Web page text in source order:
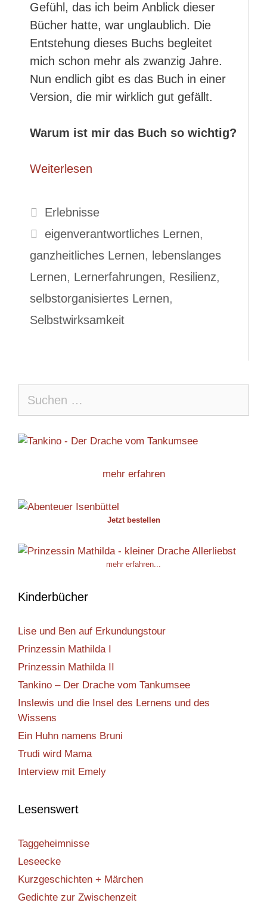
Gefühl, das ich beim Anblick dieser
Bücher hatte, war unglaublich. Die
Entstehung dieses Buchs begleitet
mich schon mehr als zwanzig Jahre.
Nun endlich gibt es das Buch in einer
Version, die mir wirklich gut gefällt.
Warum ist mir das Buch so wichtig?
Weiterlesen
Kategorien
Erlebnisse
Schlagwörter
eigenverantwortliches Lernen,
ganzheitliches Lernen, lebenslanges
Lernen, Lernerfahrungen, Resilienz,
selbstorganisiertes Lernen,
Selbstwirksamkeit
nach:
mehr erfahren
Jetzt bestellen
mehr erfahren...
Kinderbücher
Lise und Ben auf Erkundungstour
Prinzessin Mathilda I
Prinzessin Mathilda II
Tankino – Der Drache vom Tankumsee
Inslewis und die Insel des Lernens und des
Wissens
Ein Huhn namens Bruni
Trudi wird Mama
Interview mit Emely
Lesenswert
Taggeheimnisse
Leseecke
Kurzgeschichten + Märchen
Gedichte zur Zwischenzeit